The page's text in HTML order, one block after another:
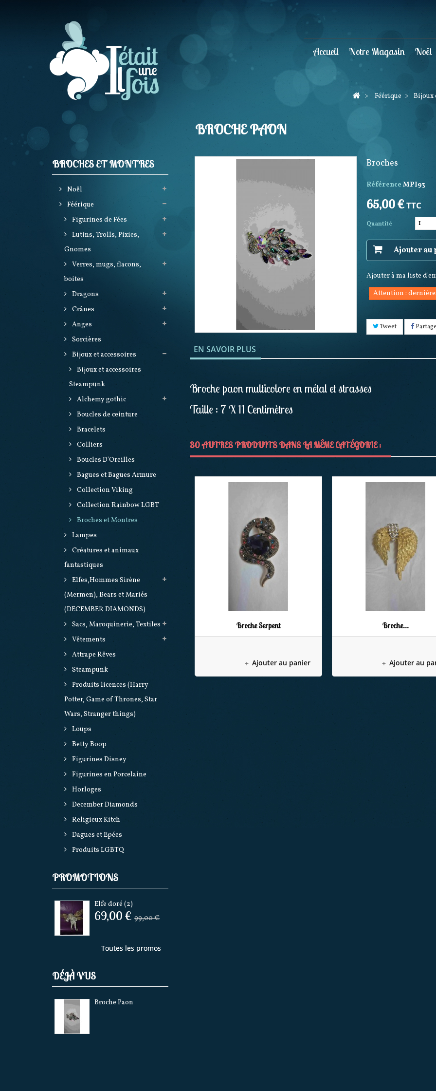
Accueil Notre Magasin Noël
> Féérique > Bijoux
BROCHES ET MONTRES
Noël
Féérique
Figurines de Fées
Lutins, Trolls, Pixies,
Gnomes
Verres, mugs, flacons,
boites
Dragons
Crânes
Anges
Sorcières
Bijoux et accessoires
Bijoux et accessoires
Steampunk
Alchemy gothic
Boucles de ceinture
Bracelets
Colliers
Boucles D'Oreilles
Bagues et Bagues Armure
Collection Viking
Collection Rainbow LGBT
Broches et Montres
Lampes
Créatures et animaux
fantastiques
Elfes,Hommes Sirène
(Mermen), Bears et Mariés
(DECEMBER DIAMONDS)
Sacs, Maroquinerie, Textiles
Vêtements
Attrape Rêves
Steampunk
Produits licences (Harry
Potter, Game of Thrones, Star
Wars, Stranger things)
Loups
Betty Boop
Figurines Disney
Figurines en Porcelaine
Horloges
December Diamonds
Religieux Kitch
Dagues et Epées
Produits LGBTQ
PROMOTIONS
Elfe doré (2)
69,00 € 99,00 €
Toutes les promos
DÉJÀ VUS
Broche Paon
BROCHE PAON
Broches
Référence MPI93
65,00 €TTC
Quantité
Ajouter au
Ajouter à ma liste
Attention :
Tweet
EN SAVOIR PLUS
Broche paon multicolore en métal et strasses
Taille : 7 X 11 Centimètres
30 AUTRES PRODUITS DANS LA MÊME CATÉGORIE :
Broche Serpent
Ajouter au panier
Broche...
Ajouter au